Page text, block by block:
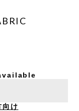
向け